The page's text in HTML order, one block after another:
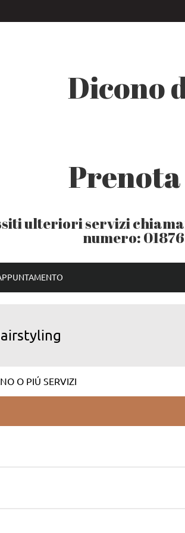
Dicono
ulteriori servizi
numero: